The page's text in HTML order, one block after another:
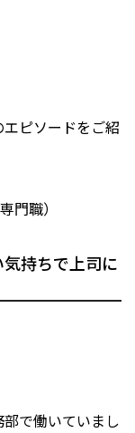
ピソードをご紹
門職）
持ちで上司に
で働いていまし